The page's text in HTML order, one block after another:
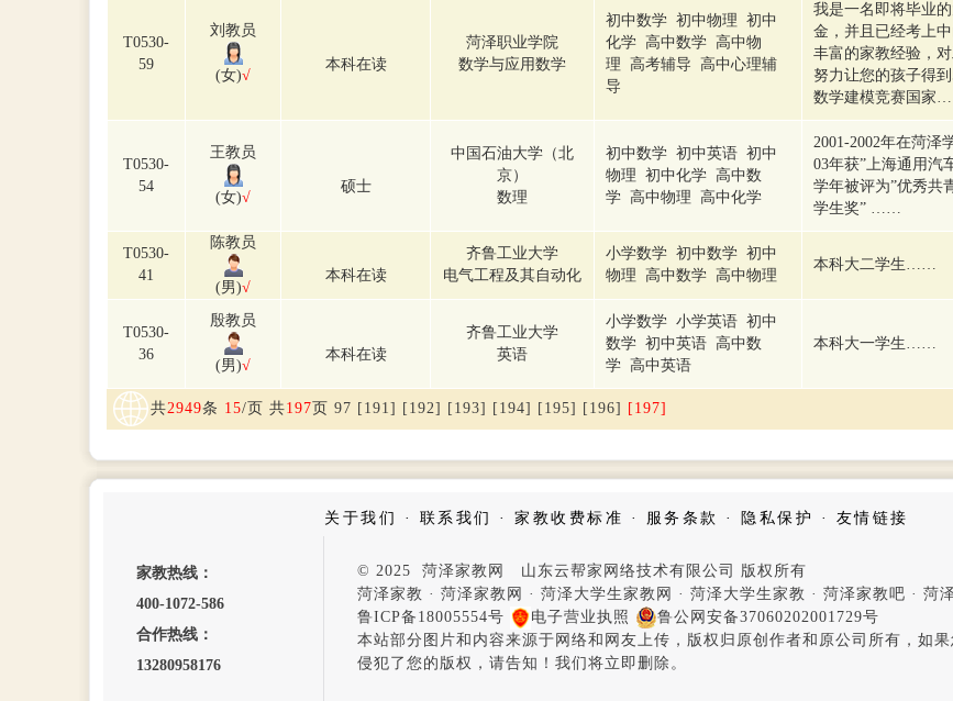
T0530-
59
刘教员
(女)√
本科在读
菏泽职业学院
数学与应用数学
初中数学 初中物理 初中
化学 高中数学 高中物
理 高考辅导 高中心理辅
导
我是一名即将毕业
金，并且已经考上
丰富的家教经验，
努力让您的孩子得
数学建模竞赛国家
T0530-
54
王教员
(女)√
硕士
中国石油大学（北
京）
数理
初中数学 初中英语 初中
物理 初中化学 高中数
学 高中物理 高中化学
2001-2002年在菏泽
03年获”上海通用汽
学年被评为”优秀共
学生奖” ……
T0530-
41
陈教员
(男)√
本科在读
齐鲁工业大学
电气工程及其自动化
小学数学 初中数学 初中
物理 高中数学 高中物理
本科大二学生……
T0530-
36
殷教员
(男)√
本科在读
齐鲁工业大学
英语
小学数学 小学英语 初中
数学 初中英语 高中数
学 高中英语
本科大一学生……
共2949条 15/页 共197页 97 [191] [192] [193] [194] [195] [196] [197]
关于我们 · 联系我们 ·家教收费标准 · 服务条款 · 隐私保护 · 友情链接
家教热线：
400-1072-586
合作热线：
13280958176
© 2025 菏泽家教网 山东云帮家网络技术有限公司 版权所有
菏泽家教 · 菏泽家教网 · 菏泽大学生家教网 · 菏泽大学生家教 · 菏泽家教吧 · 菏
鲁ICP备18005554号
电子营业执照
鲁公网安备37060202001729号
本站部分图片和内容来源于网络和网友上传，版权归原创作者和原公司所有，如果
侵犯了您的版权，请告知！我们将立即删除。